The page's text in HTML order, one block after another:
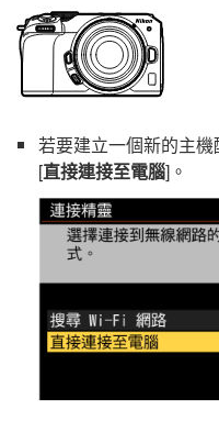
若要建立一個新的主
[直接連接至電腦]。